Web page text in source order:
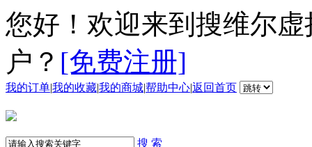
您好！欢迎来到搜维尔
户？ [免费注册]
我的订单|我的收藏|我的商城|帮助中心|返回首页
搜 索